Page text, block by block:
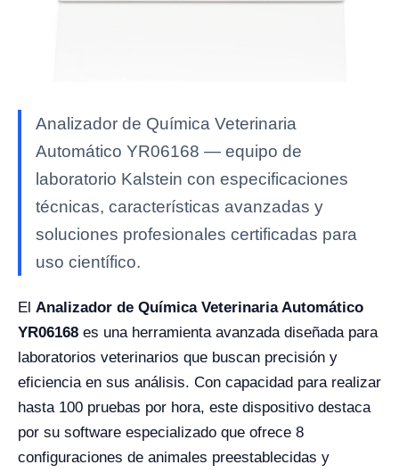
Analizador de Química Veterinaria
Automático YR06168 — equipo de
laboratorio Kalstein con especificaciones
técnicas, características avanzadas y
soluciones profesionales certificadas para
uso científico.
El Analizador de Química Veterinaria Automático
YR06168 es una herramienta avanzada diseñada para
laboratorios veterinarios que buscan precisión y
eficiencia en sus análisis. Con capacidad para realizar
hasta 100 pruebas por hora, este dispositivo destaca
por su software especializado que ofrece 8
configuraciones de animales preestablecidas y